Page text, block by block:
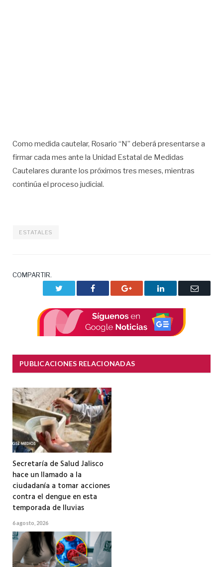
Como medida cautelar, Rosario “N” deberá presentarse a
firmar cada mes ante la Unidad Estatal de Medidas
Cautelares durante los próximos tres meses, mientras
continúa el proceso judicial.
ESTATALES
COMPARTIR.
Facebook Google+ LinkedIn
Correo
PUBLICACIONES RELACIONADAS
Secretaría de Salud Jalisco
hace un llamado a la
ciudadanía a tomar acciones
contra el dengue en esta
temporada de lluvias
6 agosto, 2026